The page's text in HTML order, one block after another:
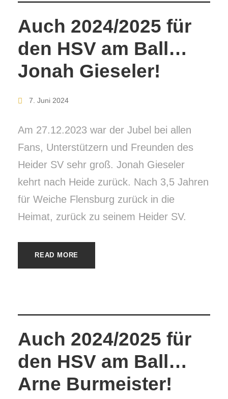
Auch 2024/2025 für
den HSV am Ball…
Jonah Gieseler!
7. Juni 2024
Am 27.12.2023 war der Jubel bei allen
Fans, Unterstützern und Freunden des
Heider SV sehr groß. Jonah Gieseler
kehrt nach Heide zurück. Nach 3,5 Jahren
für Weiche Flensburg zurück in die
Heimat, zurück zu seinem Heider SV.
READ MORE
Auch 2024/2025 für
den HSV am Ball…
Arne Burmeister!